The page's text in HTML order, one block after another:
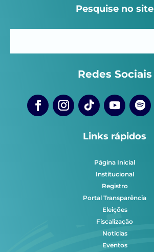
Pesquise no site
Redes Sociais
Links rápidos
Página Inicial
Institucional
Registro
Portal Transparência
Eleições
Fiscalização
Notícias
Eventos